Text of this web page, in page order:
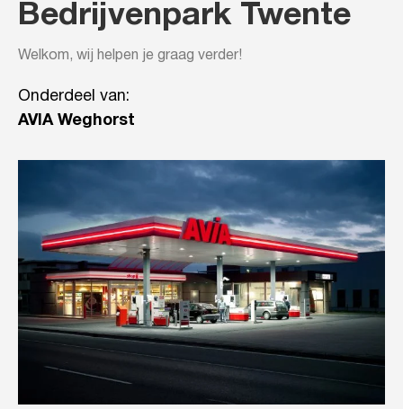
Bedrijvenpark Twente
Welkom, wij helpen je graag verder!
Onderdeel van:
AVIA Weghorst